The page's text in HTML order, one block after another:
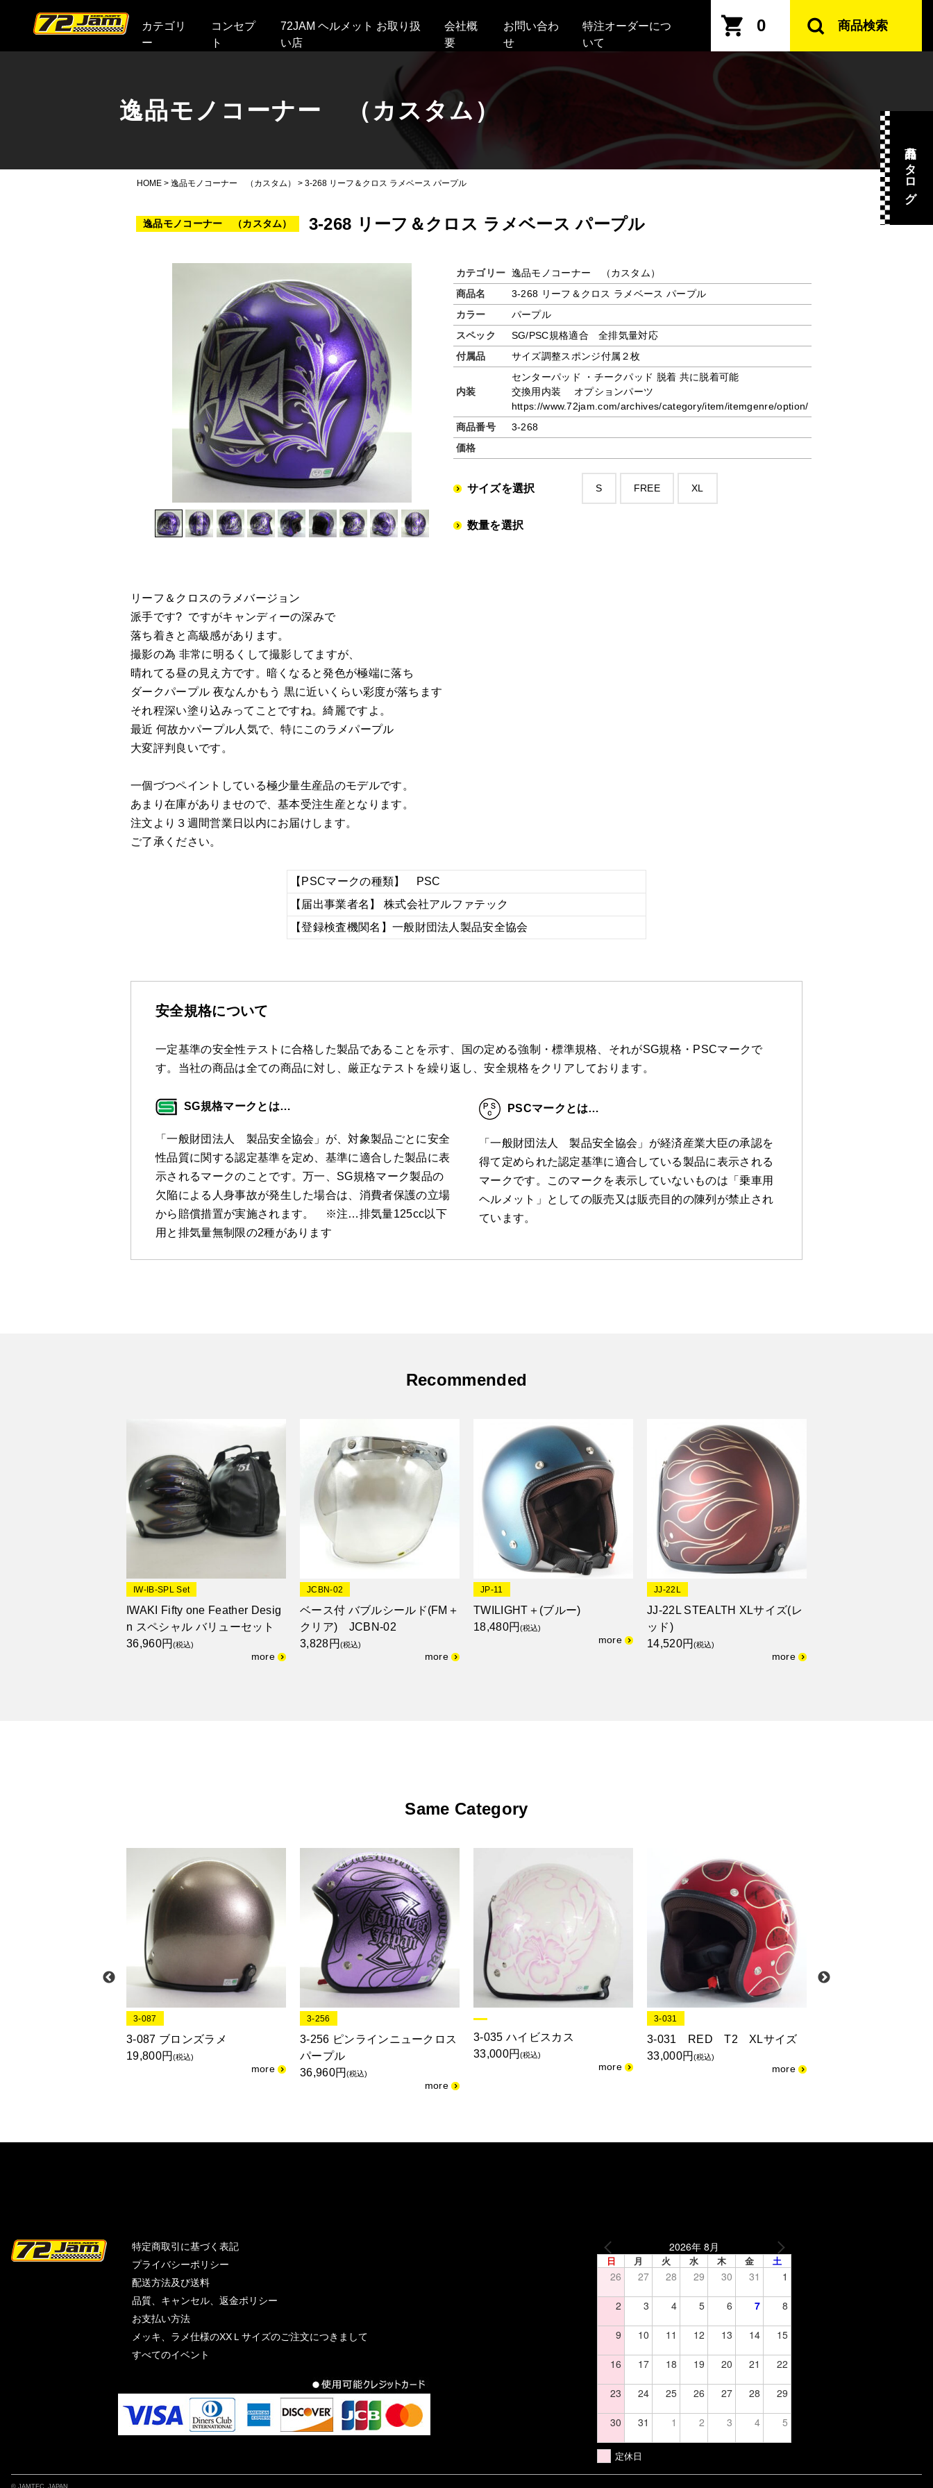
カテゴリ
ー
コンセプ
ト
72JAM ヘルメット お取り扱
い店
会社概
要
お問い合わ
せ
特注オーダーにつ
いて
0 商品検索
逸品モノコーナー （カスタム）
HOME > 逸品モノコーナー （カスタム） > 3-268 リーフ＆クロス ラメベース パープル
逸品モノコーナー （カスタム） 3-268 リーフ＆クロス ラメベース パープル
カテゴリー 逸品モノコーナー （カスタム）
商品名
3-268 リーフ＆クロス ラメベース パープル
カラー
パープル
スペック
SG/PSC規格適合 全排気量対応
付属品
サイズ調整スポンジ付属２枚
内装
センターパッド ・チークパッド 脱着 共に脱着可能
交換用内装 オプションパーツ
https://www.72jam.com/archives/category/item/itemgenre/option/
商品番号
3-268
価格
サイズを選択 S FREE XL
数量を選択
リーフ＆クロスのラメバージョン
派手です? ですがキャンディーの深みで
落ち着きと高級感があります。
撮影の為 非常に明るくして撮影してますが、
晴れてる昼の見え方です。暗くなると発色が極端に落ち
ダークパープル 夜なんかもう 黒に近いくらい彩度が落ちます
それ程深い塗り込みってことですね。綺麗ですよ。
最近 何故かパープル人気で、特にこのラメパープル
大変評判良いです。
一個づつペイントしている極少量生産品のモデルです。
あまり在庫がありませので、基本受注生産となります。
注文より３週間営業日以内にお届けします。
ご了承ください。
【PSCマークの種類】 PSC
【届出事業者名】 株式会社アルファテック
【登録検査機関名】一般財団法人製品安全協会
安全規格について
一定基準の安全性テストに合格した製品であることを示す、国の定める強制・標準規格、それがSG規格・PSCマークで
す。当社の商品は全ての商品に対し、厳正なテストを繰り返し、安全規格をクリアしております。
SG規格マークとは…
「一般財団法人 製品安全協会」が、対象製品ごとに安全
性品質に関する認定基準を定め、基準に適合した製品に表
示されるマークのことです。万一、SG規格マーク製品の
欠陥による人身事故が発生した場合は、消費者保護の立場
から賠償措置が実施されます。 ※注…排気量125cc以下
用と排気量無制限の2種があります
PSCマークとは…
「一般財団法人 製品安全協会」が経済産業大臣の承認を
得て定められた認定基準に適合している製品に表示される
マークです。このマークを表示していないものは「乗車用
ヘルメット」としての販売又は販売目的の陳列が禁止され
ています。
Recommended
IW-IB-SPL Set
IWAKI Fifty one Feather Desig
n スペシャル バリューセット
36,960円(税込)
JCBN-02
ベース付 バブルシールド(FM＋
クリア) JCBN-02
3,828円 (税込)
JP-11
TWILIGHT＋(ブルー)
18,480円(税込)
JJ-22L
JJ-22L STEALTH XLサイズ(レ
ッド)
14,520円(税込)
Same Category
3-087
3-087 ブロンズラメ
19,800円(税込)
3-256
3-256 ピンラインニュークロス
パープル
36,960円(税込)
3-035 ハイビスカス
33,000円(税込)
3-031
3-031 RED T2 XLサイズ
33,000円(税込)
商品カタログ
特定商取引に基づく表記
プライバシーポリシー
配送方法及び送料
品質、キャンセル、返金ポリシー
お支払い方法
メッキ、ラメ仕様のXXＬサイズのご注文につきまして
すべてのイベント
2026年 8月
日 月 火 水 木 金 土
26 27 28 29 30 31 1
2 3 4 5 6 7 8
9 10 11 12 13 14 15
16 17 18 19 20 21 22
23 24 25 26 27 28 29
30 31 1 2 3 4 5
定休日
© JAMTEC JAPAN.